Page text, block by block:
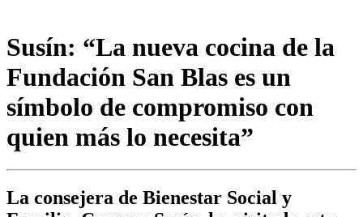
Susín: “La nueva cocina de la
Fundación San Blas es un
símbolo de compromiso con
quien más lo necesita”
La consejera de Bienestar Social y